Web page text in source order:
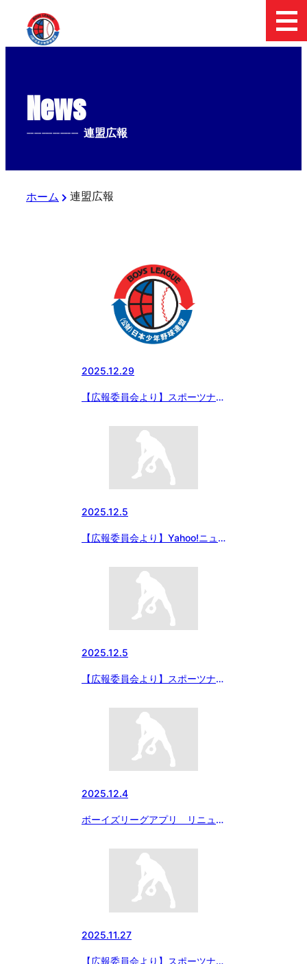
News
-------------- 連盟広報
ホーム 連盟広報
2025.12.29
【広報委員会より】スポーツナビ
堂々の優勝！「日本商店旗 スタ
ーゼンカップ第56回日本少年野
球春季全国大会 千葉県支部大
会」の記事がアップされました
2025.12.5
【広報委員会より】Yahoo!ニュ
ボール 第11回本庄市長杯 東日
本大会」の記事がアップされまし
2025.12.5
【広報委員会より】スポーツナビ
日の試合結果「マツダボール 第
11回本庄市長杯 東日本大会」の
記事がアップされました
2025.12.4
ボーイズリーグアプリ リニュー
2025.11.27
【広報委員会より】スポーツナビ